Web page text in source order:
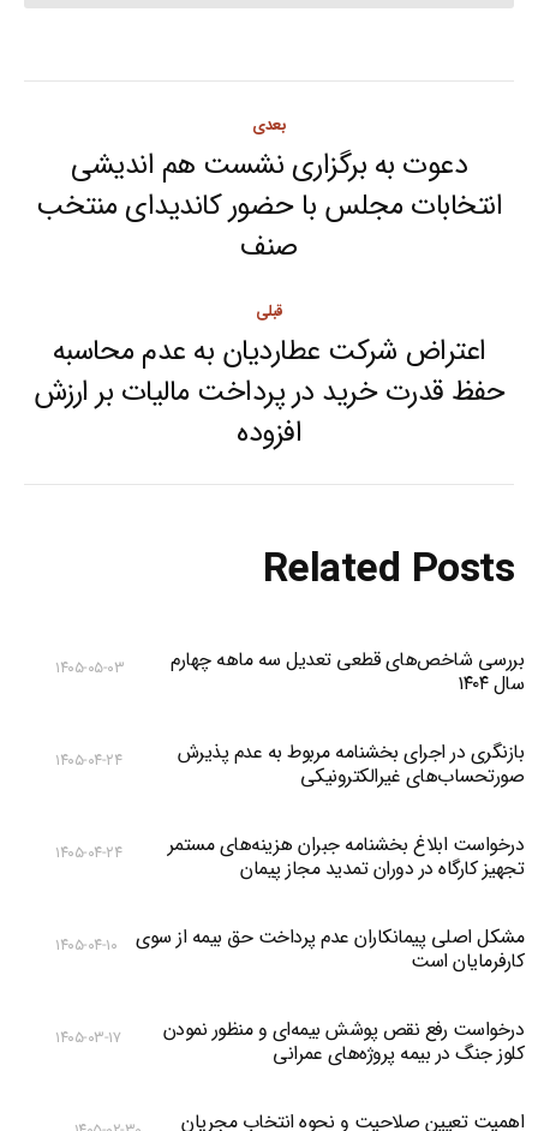
navigation
قبلی
Previous
post:
اعتراض شرکت عطاردیان به عدم محاسبه
حفظ قدرت خرید در پرداخت مالیات بر ارزش
افزوده
بعدی
Next
post:
دعوت به برگزاری نشست هم اندیشی
انتخابات مجلس با حضور کاندیدای منتخب
صنف
Related Posts
بررسی شاخص‌های قطعی تعدیل سه ماهه چهارم
سال ۱۴۰۴
۱۴۰۵-۰۵-۰۳
بازنگری در اجرای بخشنامه مربوط به عدم پذیرش
صورتحساب‌های غیرالکترونیکی
۱۴۰۵-۰۴-۲۴
درخواست ابلاغ بخشنامه جبران هزینه‌های مستمر
تجهیز کارگاه در دوران تمدید مجاز پیمان
۱۴۰۵-۰۴-۲۴
مشکل اصلی پیمانکاران عدم پرداخت حق بیمه از سوی
کارفرمایان است
۱۴۰۵-۰۴-۱۰
درخواست رفع نقص پوشش بیمه‌ای و منظور نمودن
کلوز جنگ در بیمه پروژه‌های عمرانی
۱۴۰۵-۰۳-۱۷
اهمیت تعیین صلاحیت و نحوه انتخاب مجریان